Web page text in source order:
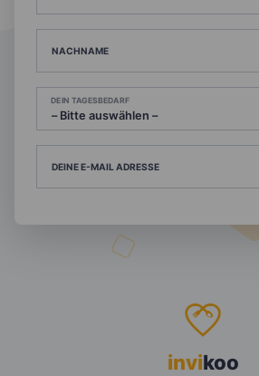
NACHNAME
DEIN TAGESBEDARF
DEINE E-MAIL ADRESSE
invikoo